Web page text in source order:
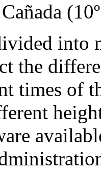
into
the
times of